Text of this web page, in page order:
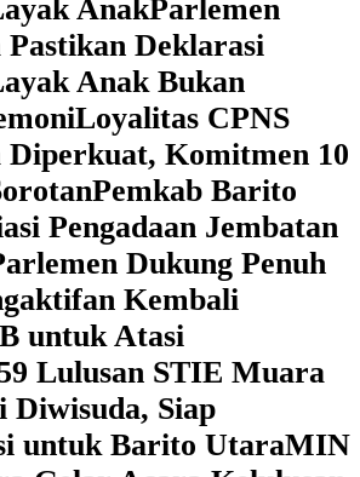
AnakParlemen
Deklarasi
Anak Bukan
Loyalitas CPNS
Komitmen 10
Pemkab Barito
Pengadaan Jembatan
Dukung Penuh
Kembali
untuk Atasi
Lulusan STIE Muara
Diwisuda, Siap
untuk Barito UtaraMIN